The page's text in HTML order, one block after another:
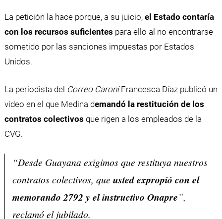
La petición la hace porque, a su juicio, el Estado contaría
con los recursos suficientes para ello al no encontrarse
sometido por las sanciones impuestas por Estados
Unidos.
La periodista del Correo CaroníFrancesca Díaz publicó un
video en el que Medina demandó la restitución de los
contratos colectivos que rigen a los empleados de la
CVG.
“Desde Guayana exigimos que restituya nuestros
contratos colectivos, que usted expropió con el
memorando 2792 y el instructivo Onapre”,
reclamó el jubilado.